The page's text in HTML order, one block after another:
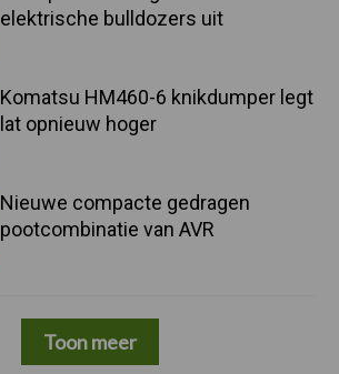
elektrische bulldozers uit
Komatsu HM460-6 knikdumper legt
lat opnieuw hoger
Nieuwe compacte gedragen
pootcombinatie van AVR
Toon meer